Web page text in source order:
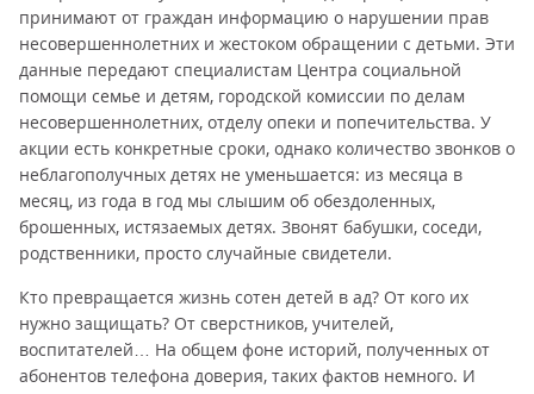
принимают от граждан информацию о нарушении прав
несовершеннолетних и жестоком обращении с детьми. Эти
данные передают специалистам Центра социальной
помощи семье и детям, городской комиссии по делам
несовершеннолетних, отделу опеки и попечительства. У
акции есть конкретные сроки, однако количество звонков о
неблагополучных детях не уменьшается: из месяца в
месяц, из года в год мы слышим об обездоленных,
брошенных, истязаемых детях. Звонят бабушки, соседи,
родственники, просто случайные свидетели.
Кто превращается жизнь сотен детей в ад? От кого их
нужно защищать? От сверстников, учителей,
воспитателей… На общем фоне историй, полученных от
абонентов телефона доверия, таких фактов немного. И